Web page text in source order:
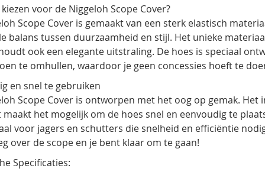
voor de Niggeloh Scope Cover?
Scope Cover is gemaakt van een sterk elastisch
balans tussen duurzaamheid en stijl. Het unieke
ook een elegante uitstraling. De hoes is speciaal
te omhullen, waardoor je geen concessies hoeft te
en snel te gebruiken
Scope Cover is ontworpen met het oog op gemak.
het mogelijk om de hoes snel en eenvoudig te
voor jagers en schutters die snelheid en efficiëntie
over de scope en je bent klaar om te gaan!
Specificaties: